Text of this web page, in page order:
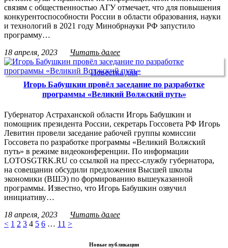
связям с общественностью АГУ отмечает, что для повышения
конкурентоспособности России в области образования, науки
и технологий в 2021 году Минобрнауки РФ запустило
программу…
18 апреля, 2023
Читать далее
Повестка дня
Игорь Бабушкин провёл заседание по разработке
программы «Великий Волжский путь»
Губернатор Астраханской области Игорь Бабушкин и
помощник президента России, секретарь Госсовета РФ Игорь
Левитин провели заседание рабочей группы комиссии
Госсовета по разработке программы «Великий Волжский
путь» в режиме видеоконференции. По информации
LOTOSGTRK.RU со ссылкой на пресс-службу губернатора,
на совещании обсудили предложения Высшей школы
экономики (ВШЭ) по формированию вышеуказанной
программы. Известно, что Игорь Бабушкин озвучил
инициативу…
18 апреля, 2023
Читать далее
< 1 2 3 4 5 6 … 11 >
Новые публикации